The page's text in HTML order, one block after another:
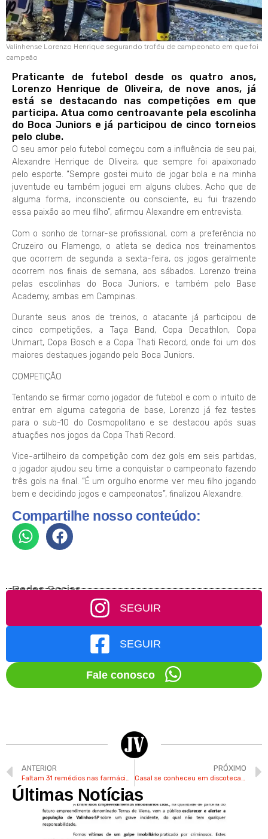
Valinhense Lorenzo Henrique segurando troféu de campeonato em que foi
campeão
Praticante de futebol desde os quatro anos,
Lorenzo Henrique de Oliveira, de nove anos, já
está se destacando nas competições em que
participa. Atua como centroavante pela escolinha
do Boca Juniors e já participou de cinco torneios
pelo clube.
O seu amor pelo futebol começou com a influência de seu pai,
Alexandre Henrique de Oliveira, que sempre foi apaixonado
pelo esporte. “Sempre gostei muito de jogar bola e na minha
juventude eu também joguei em alguns clubes. Acho que de
alguma forma, inconsciente ou consciente, eu fui trazendo
essa paixão ao meu filho”, afirmou Alexandre em entrevista.
Com o sonho de tornar-se profissional, com a preferência no
Cruzeiro ou Flamengo, o atleta se dedica nos treinamentos
que ocorrem de segunda a sexta-feira, os jogos geralmente
ocorrem nos finais de semana, aos sábados. Lorenzo treina
pelas escolinhas do Boca Juniors, e também pelo Base
Academy, ambas em Campinas.
Durante seus anos de treinos, o atacante já participou de
cinco competições, a Taça Band, Copa Decathlon, Copa
Unimart, Copa Bosch e a Copa Thati Record, onde foi um dos
maiores destaques jogando pelo Boca Juniors.
COMPETIÇÃO
Tentando se firmar como jogador de futebol e com o intuito de
entrar em alguma categoria de base, Lorenzo já fez testes
para o sub-10 do Cosmopolitano e se destacou após suas
atuações nos jogos da Copa Thati Record.
Vice-artilheiro da competição com dez gols em seis partidas,
o jogador ajudou seu time a conquistar o campeonato fazendo
três gols na final. “É um orgulho enorme ver meu filho jogando
bem e decidindo jogos e campeonatos”, finalizou Alexandre.
Compartilhe nosso conteúdo:
Redes Socias
SEGUIR
SEGUIR
Fale conosco
ANTERIOR
Faltam 31 remédios nas farmácias da rede municipal de Valinhos
PRÓXIMO
Casal se conheceu em discoteca do clube Bom Retiro em Valinhos
Últimas Notícias